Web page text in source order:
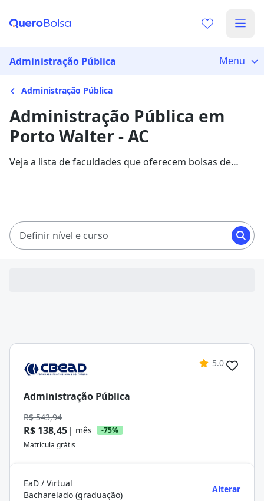
Administração Pública Menu
Administração Pública
Administração Pública em
Porto Walter - AC
Veja a lista de faculdades que oferecem bolsas de
Definir nível e curso
5.0
Administração Pública
R$ 543,94
R$ 138,45 | mês
-75%
Matrícula grátis
EaD / Virtual
Bacharelado (graduação)
Alterar